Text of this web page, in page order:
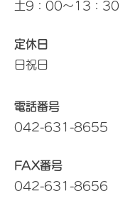
土9：00～13：30
定休日
日祝日
電話番号
042-631-8655
FAX番号
042-631-8656